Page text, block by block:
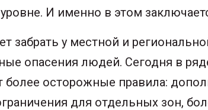
И именно в этом
забрать у местной и
опасения людей. Сегодня в
более осторожные правила:
для отдельных зон,